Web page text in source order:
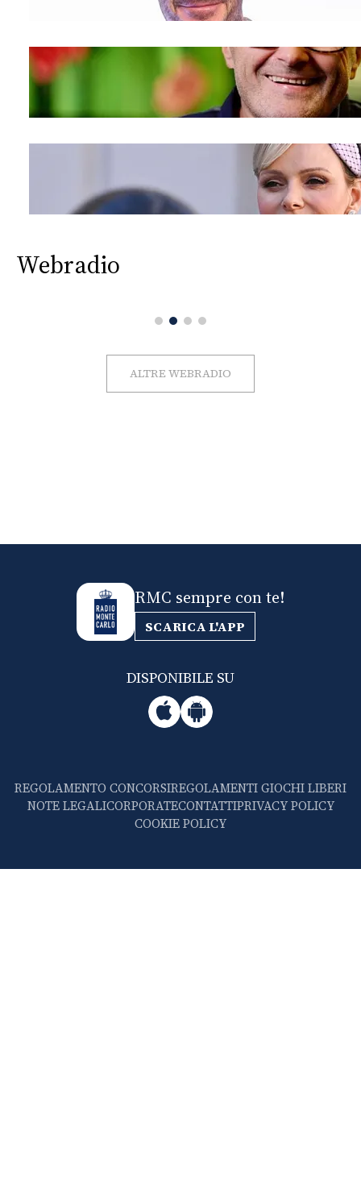
Webradio
ALTRE WEBRADIO
RMC sempre con te!
SCARICA L'APP
DISPONIBILE SU
REGOLAMENTO CONCORSIREGOLAMENTI GIOCHI LIBERI
NOTE LEGALICORPORATECONTATTIPRIVACY POLICY
COOKIE POLICY